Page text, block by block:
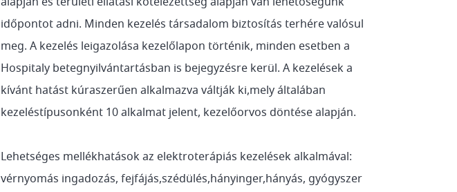
időpontot adni. Minden kezelés társadalom biztosítás terhére valósul
meg. A kezelés leigazolása kezelőlapon történik, minden esetben a
Hospitaly betegnyilvántartásban is bejegyzésre kerül. A kezelések a
kívánt hatást kúraszerűen alkalmazva váltják ki,mely általában
kezeléstípusonként 10 alkalmat jelent, kezelőorvos döntése alapján.
Lehetséges mellékhatások az elektroterápiás kezelések alkalmával:
vérnyomás ingadozás, fejfájás,szédülés,hányinger,hányás, gyógyszer